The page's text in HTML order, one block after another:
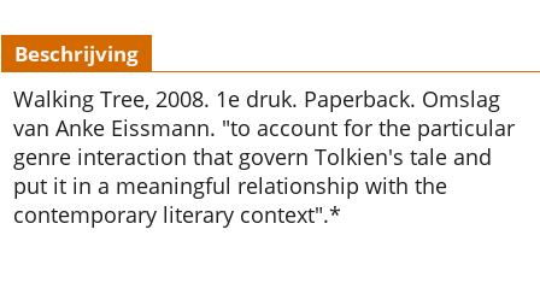
Beschrijving
Walking Tree, 2008. 1e druk. Paperback. Omslag
van Anke Eissmann. "to account for the particular
genre interaction that govern Tolkien's tale and
put it in a meaningful relationship with the
contemporary literary context".*